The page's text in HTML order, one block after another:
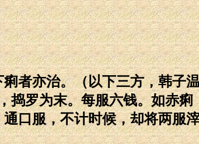
亦治。（以下三方，韩子
捣罗为末。每服六钱。如赤
口服，不计时候，却将两服